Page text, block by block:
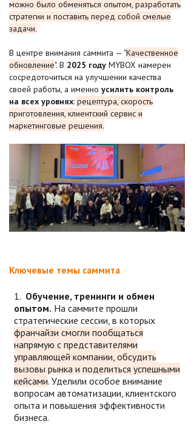
можно было обменяться опытом, разработать
стратегии и поставить перед собой смелые
задачи.
В центре внимания саммита — "Качественное
обновление". В 2025 году MYBOX намерен
сосредоточиться на улучшении качества
своей работы, а именно усилить контроль
на всех уровнях: рецептура, скорость
приготовления, клиентский сервис и
маркетинговые решения.
Ключевые темы саммита
Обучение, тренинги и обмен
опытом. На саммите прошли
стратегические сессии, в которых
франчайзи смогли пообщаться
напрямую с представителями
управляющей компании, обсудить
вызовы рынка и поделиться успешными
кейсами. Уделили особое внимание
вопросам автоматизации, клиентского
опыта и повышения эффективности
бизнеса.